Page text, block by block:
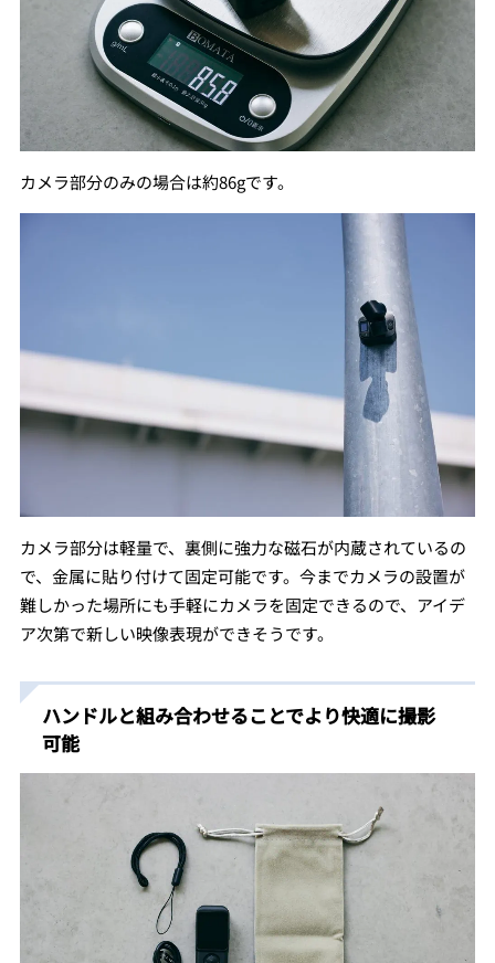
カメラ部分のみの場合は約86gです。
カメラ部分は軽量で、裏側に強力な磁石が内蔵されているの
で、金属に貼り付けて固定可能です。今までカメラの設置が
難しかった場所にも手軽にカメラを固定できるので、アイデ
ア次第で新しい映像表現ができそうです。
ハンドルと組み合わせることでより快適に撮影
可能